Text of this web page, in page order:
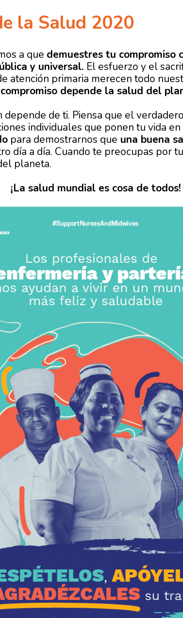
la Salud 2020
a que demuestres tu compromiso
y universal. El esfuerzo y el
atención primaria merecen todo
depende la salud del
depende de ti. Piensa que el
individuales que ponen tu vida
para demostrarnos que una buena
día a día. Cuando te preocupas por
planeta.
¡La salud mundial es cosa de todos!